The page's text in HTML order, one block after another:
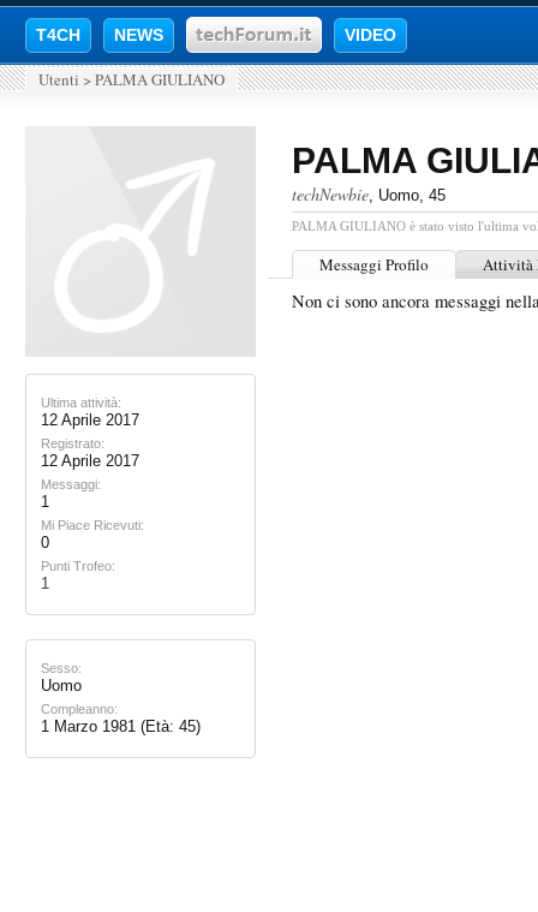
T4CH NEWS VIDEO
Utenti > PALMA GIULIANO
Ultima attività:
12 Aprile 2017
Registrato:
12 Aprile 2017
Messaggi:
1
Mi Piace Ricevuti:
0
Punti Trofeo:
1
Sesso:
Uomo
Compleanno:
1 Marzo 1981 (Età: 45)
PALMA
techNewbie, Uomo, 45
PALMA GIULIANO è stato visto l'ultima
Messaggi Profilo Attività
Non ci sono ancora messaggi